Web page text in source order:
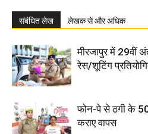
संबंधित लेख लेखक से और अधिक
मीरजापुर में 29वीं
रेस/शूटिंग
फोन-पे से ठगी के
कराए वापस